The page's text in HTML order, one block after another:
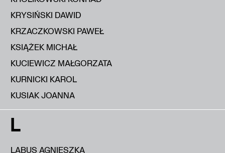
KRYSIŃSKI DAWID
KRZACZKOWSKI PAWEŁ
KSIĄŻEK MICHAŁ
KUCIEWICZ MAŁGORZATA
KURNICKI KAROL
KUSIAK JOANNA
L
LABUS AGNIESZKA